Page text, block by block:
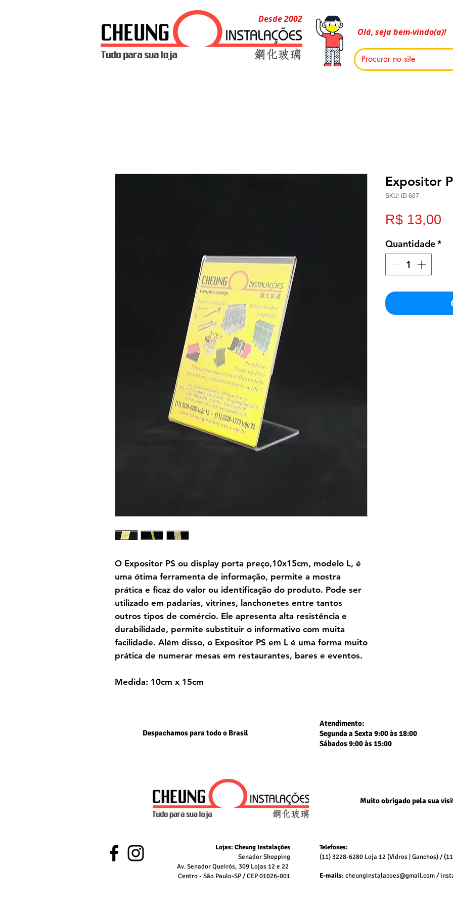
O Expositor PS ou display porta preço,10x15cm, modelo L, é
uma ótima ferramenta de informação, permite a mostra
prática e ficaz do valor ou identificação do produto. Pode ser
utilizado em padarias, vitrines, lanchonetes entre tantos
outros tipos de comércio. Ele apresenta alta resistência e
durabilidade, permite substituir o informativo com muita
facilidade. Além disso, o Expositor PS em L é uma forma muito
prática de numerar mesas em restaurantes, bares e eventos.
Medida: 10cm x 15cm
Expositor
SKU: ID 607
R$ 13,00
Quantidade*
Desde 2002
Olá, seja bem-vindo(a)!
Despachamos para todo o Brasil
Atendimento:
Segunda a Sexta 9:00 às 18:00
Sábados 9:00 às 15:00
Lojas: Cheung Instalações
Senador Shopping
Av. Senador Queirós, 309 Lojas 12 e 22
Centro - São Paulo-SP /CEP 01026-001
Muito obrigadopela sua
Telefones:
(11) 3228-6280 Loja 12 (Vidros | Ganchos) /
E-mails: cheunginstalacoes@gmail.com/